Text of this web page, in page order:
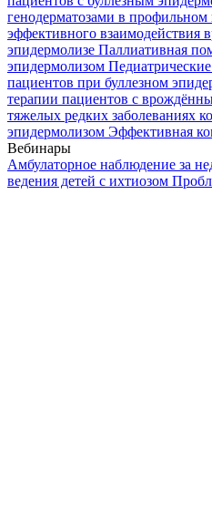
генодерматозами в
эффективного взаимодействия
эпидермолизе Паллиативная
эпидермолизом
пациентов при буллезном
терапии пациентов с
тяжелых редких заболеваниях
эпидермолизом Эффективная
Вебинары
Амбулаторное наблюдение за
ведения детей с ихтиозом